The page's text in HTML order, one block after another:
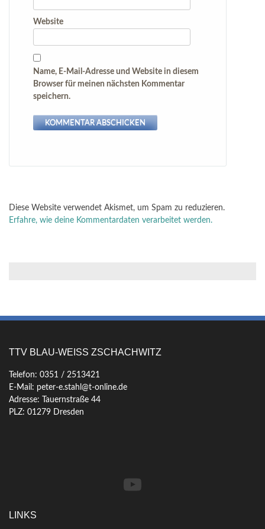
Website
Name, E-Mail-Adresse und Website in diesem
Browser für meinen nächsten Kommentar
speichern.
Diese Website verwendet Akismet, um Spam zu reduzieren.
Erfahre, wie deine Kommentardaten verarbeitet werden.
TTV BLAU-WEISS ZSCHACHWITZ
Telefon: 0351 / 2513421
E-Mail: peter-e.stahl@t-online.de
Adresse: Tauernstraße 44
PLZ: 01279 Dresden
YouTube
LINKS